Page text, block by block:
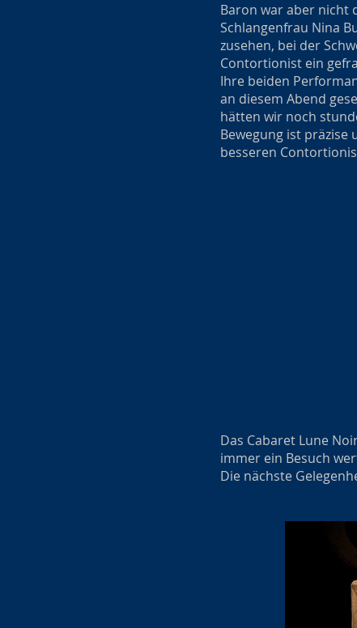
Baron war aber nicht
Schlangenfrau Nina
zusehen, bei der
Contortionist ein
Ihre beiden
an diesem Abend
hätten wir noch
Bewegung ist präzise
besseren
Das Cabaret Lune
immer ein Besuch
Die nächste